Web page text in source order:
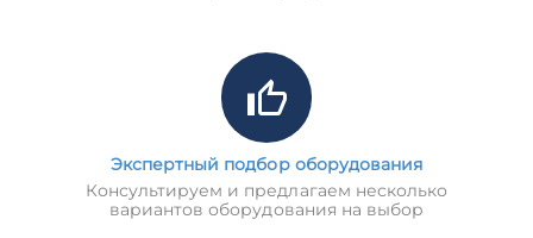
Экспертный подбор оборудования
Консультируем и предлагаем несколько
вариантов оборудования на выбор